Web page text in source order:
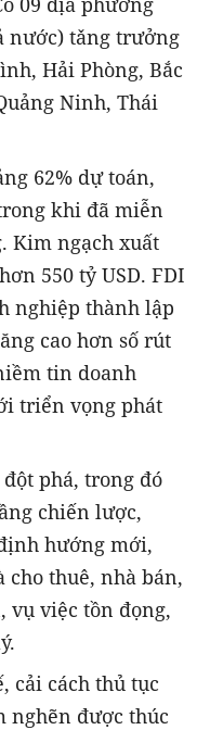
nước) tǎng trưởng
Hải Phòng, Bắc
Ninh, Thái
62% dự toán,
khi đã miễn
Kim ngạch xuất
550 tỷ USD. FDI
nghiệp thành lập
cao hơn số rút
tin doanh
triển vọng phát
phá, trong đó
chiến lược,
hướng mới,
thuê, nhà bán,
vụ việc tồn đọng,
cải cách thủ tục
nghẽn được thúc